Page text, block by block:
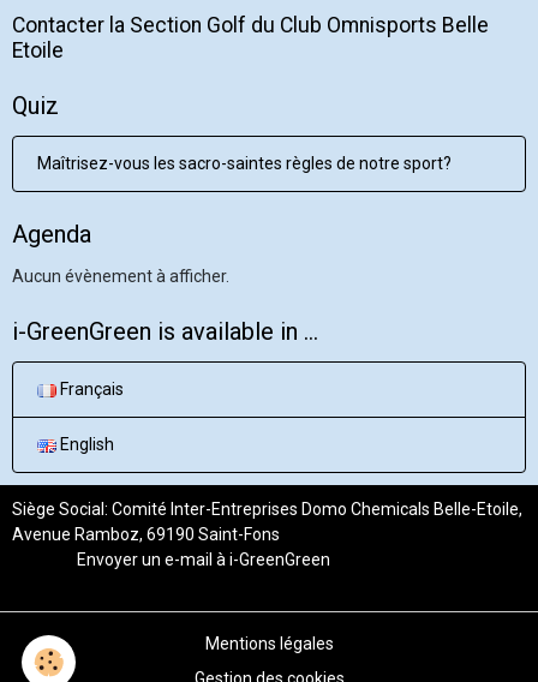
Contacter la Section Golf du Club Omnisports Belle
Etoile
Quiz
Maîtrisez-vous les sacro-saintes règles de notre sport?
Agenda
Aucun évènement à afficher.
i-GreenGreen is available in ...
Français
English
Siège Social: Comité Inter-Entreprises Domo Chemicals Belle-Etoile,
Avenue Ramboz, 69190 Saint-Fons
Envoyer un e-mail ài-GreenGreen
Mentions légales